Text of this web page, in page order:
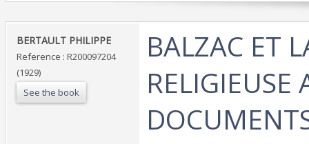
‎BERTAULT PHILIPPE‎
Reference : R200097204
(1929)
See the book
‎BALZAC ET
RELIGIEUSE